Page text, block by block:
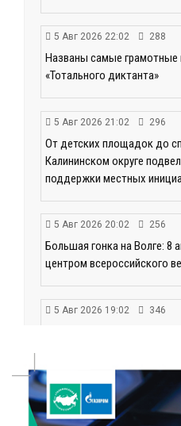
5 Авг 2026 22:02 288
Названы самые грамотные
«Тотального диктанта»
5 Авг 2026 21:02 296
От детских площадок до
Калининском округе
поддержки местных
5 Авг 2026 20:02 256
Большая гонка на Волге: 8
центром всероссийского
5 Авг 2026 19:02 346
фестиваль
5 Авг 2026 18:42 269